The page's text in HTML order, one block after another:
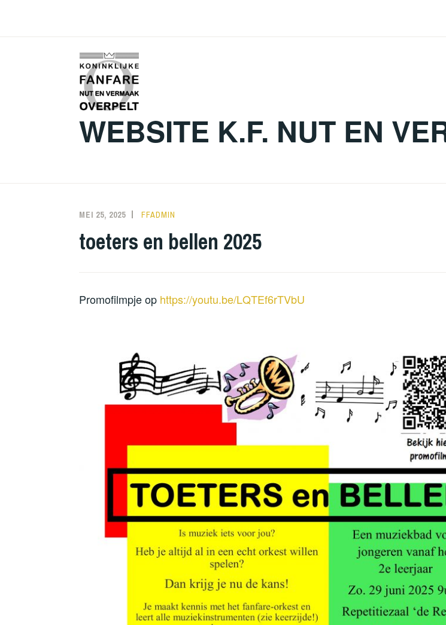
WEBSITE K.F. NUT EN
MEI 25, 2025 FFADMIN
toeters en bellen 2025
Promofilmpje op https://youtu.be/LQTEf6rTVbU